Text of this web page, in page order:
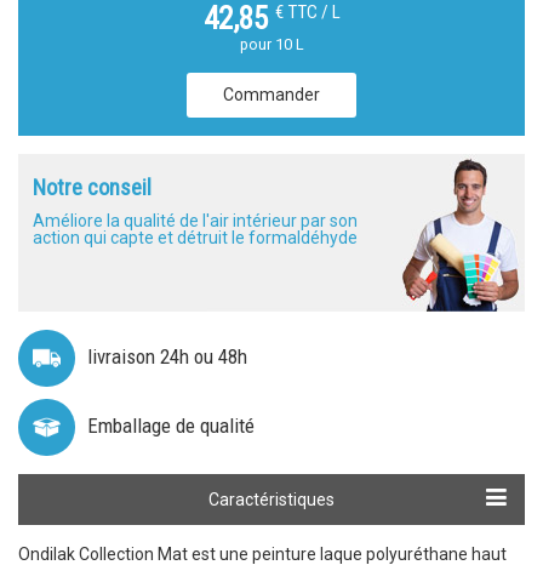
42,85 € TTC / L
pour 10 L
Commander
Notre conseil
Améliore la qualité de l'air intérieur par son
action qui capte et détruit le formaldéhyde
livraison 24h ou 48h
Emballage de qualité
Caractéristiques
Vidéo
Calculer ma quantité
Ondilak Collection Mat est une peinture laque polyuréthane haut